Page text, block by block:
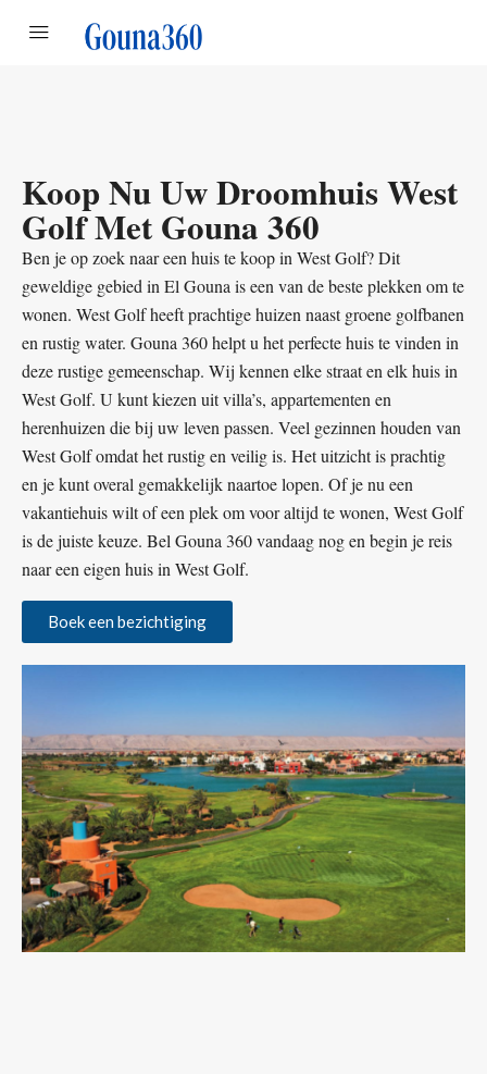
Koop Nu Uw Droomhuis West
Golf Met Gouna 360
Ben je op zoek naar een huis te koop in West Golf? Dit
geweldige gebied in El Gouna is een van de beste plekken om te
wonen. West Golf heeft prachtige huizen naast groene golfbanen
en rustig water. Gouna 360 helpt u het perfecte huis te vinden in
deze rustige gemeenschap. Wij kennen elke straat en elk huis in
West Golf. U kunt kiezen uit villa’s, appartementen en
herenhuizen die bij uw leven passen. Veel gezinnen houden van
West Golf omdat het rustig en veilig is. Het uitzicht is prachtig
en je kunt overal gemakkelijk naartoe lopen. Of je nu een
vakantiehuis wilt of een plek om voor altijd te wonen, West Golf
is de juiste keuze. Bel Gouna 360 vandaag nog en begin je reis
naar een eigen huis in West Golf.
Boek een bezichtiging